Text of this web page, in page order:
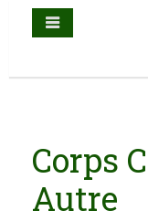
Corps
Autre